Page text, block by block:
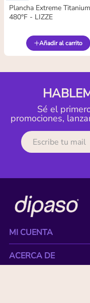
Plancha Extreme Titanium
480°F - LIZZE
Añadir al carrito
Sé el
promociones,
MI CUENTA
ACERCA DE